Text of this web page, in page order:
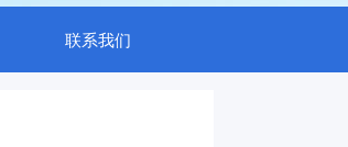
联系我们